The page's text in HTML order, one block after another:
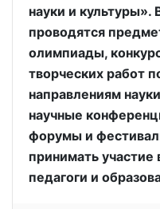
науки и
проводятся
олимпиады,
творческих работ
направлениям
научные
форумы и
принимать участие
педагоги и